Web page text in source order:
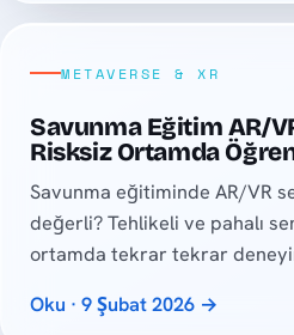
METAVERSE & XR
Savunma Eğitim AR/
Risksiz Ortamda
Savunma eğitiminde AR/VR
değerli? Tehlikeli ve pahalı
ortamda tekrar tekrar
Oku · 9 Şubat 2026 →